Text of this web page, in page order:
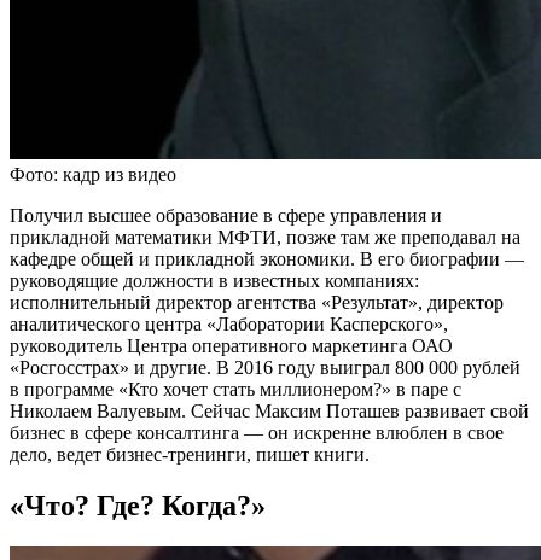
Фото: кадр из видео
Получил высшее образование в сфере управления и
прикладной математики МФТИ, позже там же преподавал на
кафедре общей и прикладной экономики. В его биографии —
руководящие должности в известных компаниях:
исполнительный директор агентства «Результат», директор
аналитического центра «Лаборатории Касперского»,
руководитель Центра оперативного маркетинга ОАО
«Росгосстрах» и другие. В 2016 году выиграл 800 000 рублей
в программе «Кто хочет стать миллионером?» в паре с
Николаем Валуевым. Сейчас Максим Поташев развивает свой
бизнес в сфере консалтинга — он искренне влюблен в свое
дело, ведет бизнес-тренинги, пишет книги.
«Что? Где? Когда?»